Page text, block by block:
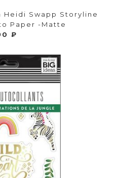
Heidi Swapp Storyline
Paper -Matte
₽